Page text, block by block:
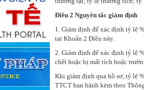
Điều 2 Nguyên tắc giám định
1. Giám định để xác định tỷ lệ
tại Khoản 2 Điều này.
2. Giám định để xác định tỷ lệ
chết hoặc bị mất tích hoặc
Khi giám định qua hồ sơ, tỷ lệ
TTCT ban hành kèm theo